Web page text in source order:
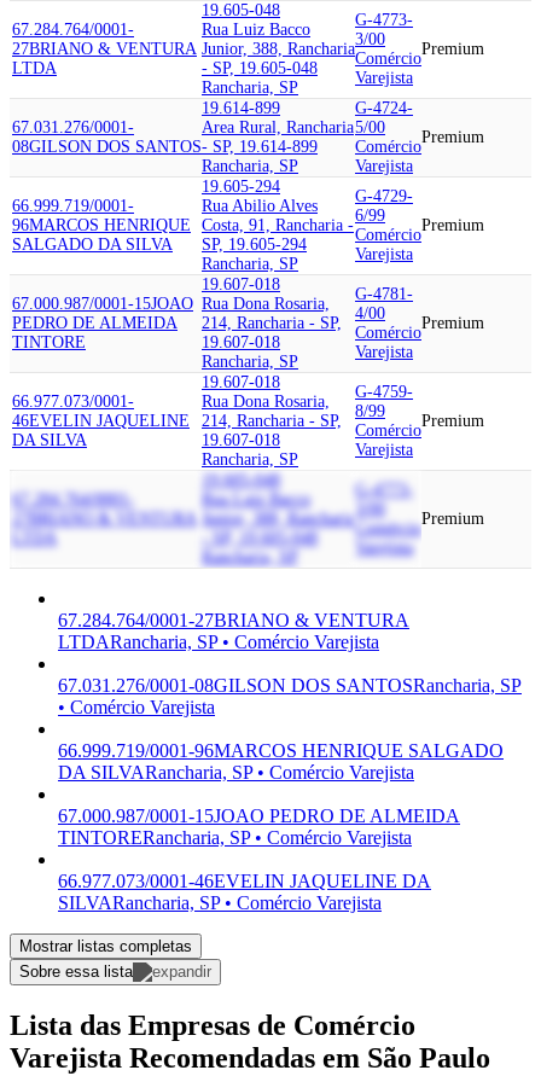
67.284.764/0001-
27BRIANO & VENTURA
LTDA
19.605-048
Rua Luiz Bacco
Junior, 388, Rancharia
- SP, 19.605-048
Rancharia, SP
G-4773-
3/00
Comércio
Varejista
Premium
67.031.276/0001-
08GILSON DOS SANTOS
19.614-899
Area Rural, Rancharia
- SP, 19.614-899
Rancharia, SP
G-4724-
5/00
Comércio
Varejista
Premium
66.999.719/0001-
96MARCOS HENRIQUE
SALGADO DA SILVA
19.605-294
Rua Abilio Alves
Costa, 91, Rancharia -
SP, 19.605-294
Rancharia, SP
G-4729-
6/99
Comércio
Varejista
Premium
67.000.987/0001-15JOAO
PEDRO DE ALMEIDA
TINTORE
19.607-018
Rua Dona Rosaria,
214, Rancharia - SP,
19.607-018
Rancharia, SP
G-4781-
4/00
Comércio
Varejista
Premium
66.977.073/0001-
46EVELIN JAQUELINE
DA SILVA
19.607-018
Rua Dona Rosaria,
214, Rancharia - SP,
19.607-018
Rancharia, SP
G-4759-
8/99
Comércio
Varejista
Premium
67.284.764/0001-
BRIANO & VENTURA
19.605-048
Rua Luiz Bacco
Junior, 388, Rancharia
- SP, 19.605-048
Rancharia, SP
G-4773-
3/00
Comércio
Varejista
Premium
67.284.764/0001-27BRIANO & VENTURA
LTDARancharia, SP • Comércio Varejista
67.031.276/0001-08GILSON DOS SANTOSRancharia, SP
• Comércio Varejista
66.999.719/0001-96MARCOS HENRIQUE SALGADO
DA SILVARancharia, SP • Comércio Varejista
67.000.987/0001-15JOAO PEDRO DE ALMEIDA
TINTORERancharia, SP • Comércio Varejista
66.977.073/0001-46EVELIN JAQUELINE DA
SILVARancharia, SP • Comércio Varejista
Mostrar listas completas
Sobre essa lista
Lista das Empresas de Comércio
Varejista Recomendadas em São Paulo